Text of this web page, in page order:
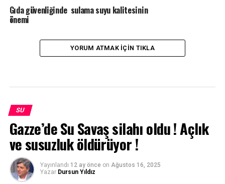
Gıda güvenliğinde sulama suyu kalitesinin
önemi
YORUM ATMAK IÇIN TIKLA
SU
Gazze’de Su Savaş silahı oldu ! Açlık
ve susuzluk öldürüyor !
Yayınlandı 12 ay önce on Ağustos 16, 2025
Yazar Dursun Yıldız